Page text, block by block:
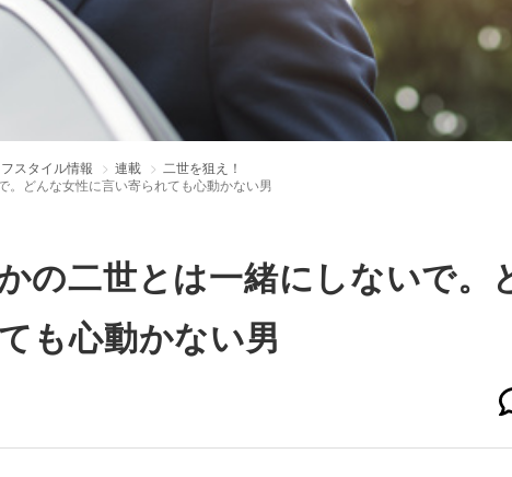
スタイル情報 連載
二世を狙え！
。どんな女性に言い寄られても心動かない男
の二世とは一緒にしないで。
も心動かない男